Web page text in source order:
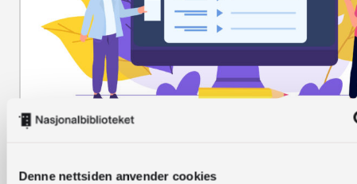
Denne nettsiden anvender cookies
BEFOLKNINGSUNDERSØKELSER
Kvartalsvis